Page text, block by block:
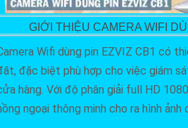
GIỚI THIỆU CAMERA WIFI
Wifi dùng pin EZVIZ CB1 có
đặc biệt phù hợp cho việc giám
hàng. Với độ phân giải full HD
ngoại thông minh cho ra hình